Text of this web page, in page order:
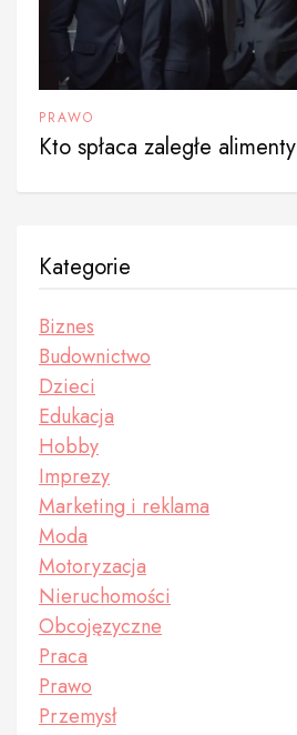
PRAWO
Kto spłaca zaległe alimenty
Kategorie
Biznes
Budownictwo
Dzieci
Edukacja
Hobby
Imprezy
Marketing i reklama
Moda
Motoryzacja
Nieruchomości
Obcojęzyczne
Praca
Prawo
Przemysł